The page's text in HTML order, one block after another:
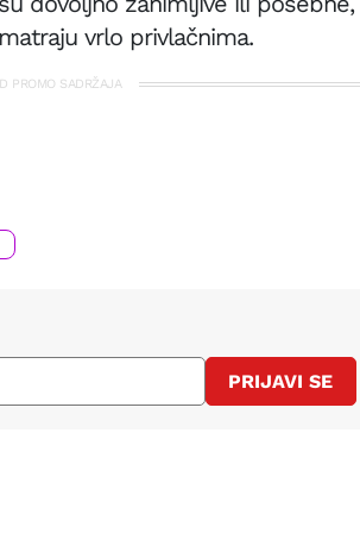
vrlo privlačnima.
PROMO SADRŽAJA
PRIJAVI SE